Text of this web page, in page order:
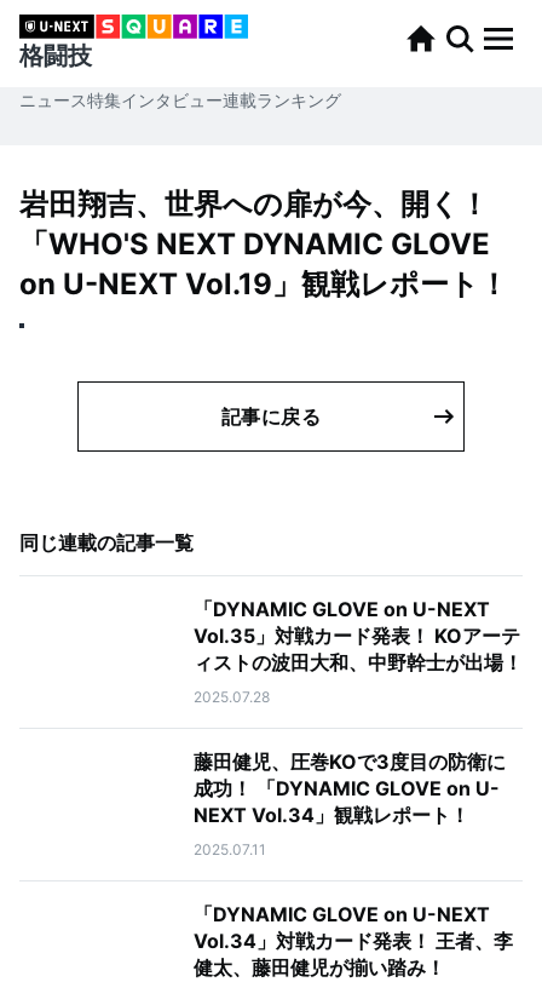
格闘技
ニュース特集インタビュー連載ランキング
岩田翔吉、世界への扉が今、開く！
「WHO'S NEXT DYNAMIC GLOVE
on U-NEXT Vol.19」観戦レポート！
記事に戻る
同じ連載の記事一覧
「DYNAMIC GLOVE on U-NEXT
Vol.35」対戦カード発表！ KOアーテ
ィストの波田大和、中野幹士が出場！
2025.07.28
藤田健児、圧巻KOで3度目の防衛に
成功！ 「DYNAMIC GLOVE on U-
NEXT Vol.34」観戦レポート！
2025.07.11
「DYNAMIC GLOVE on U-NEXT
Vol.34」対戦カード発表！ 王者、李
健太、藤田健児が揃い踏み！